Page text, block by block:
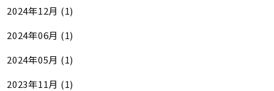
2024年12月 (1)
2024年06月 (1)
2024年05月 (1)
2023年11月 (1)